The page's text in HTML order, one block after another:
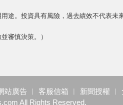
途。投資具有風險，過去績效不代表未
審慎決策。）
站廣告 ︱ 客服信箱 ︱ 新聞授權 ︱
All Rights Reserved.